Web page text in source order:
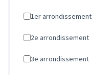
1er arrondissement
2e arrondissement
3e arrondissement